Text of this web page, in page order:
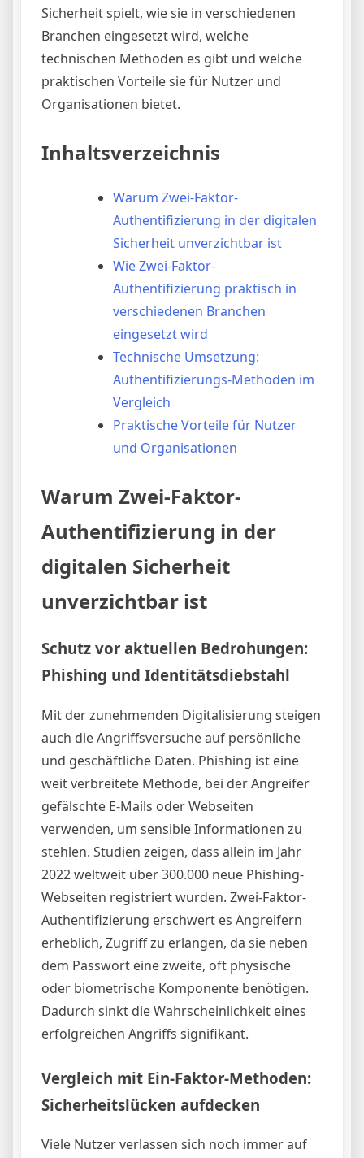
Sicherheit spielt, wie sie in verschiedenen
Branchen eingesetzt wird, welche
technischen Methoden es gibt und welche
praktischen Vorteile sie für Nutzer und
Organisationen bietet.
Inhaltsverzeichnis
Warum Zwei-Faktor-
Authentifizierung in der digitalen
Sicherheit unverzichtbar ist
Wie Zwei-Faktor-
Authentifizierung praktisch in
verschiedenen Branchen
eingesetzt wird
Technische Umsetzung:
Authentifizierungs-Methoden im
Vergleich
Praktische Vorteile für Nutzer
und Organisationen
Warum Zwei-Faktor-
Authentifizierung in der
digitalen Sicherheit
unverzichtbar ist
Schutz vor aktuellen Bedrohungen:
Phishing und Identitätsdiebstahl
Mit der zunehmenden Digitalisierung steigen
auch die Angriffsversuche auf persönliche
und geschäftliche Daten. Phishing ist eine
weit verbreitete Methode, bei der Angreifer
gefälschte E-Mails oder Webseiten
verwenden, um sensible Informationen zu
stehlen. Studien zeigen, dass allein im Jahr
2022 weltweit über 300.000 neue Phishing-
Webseiten registriert wurden. Zwei-Faktor-
Authentifizierung erschwert es Angreifern
erheblich, Zugriff zu erlangen, da sie neben
dem Passwort eine zweite, oft physische
oder biometrische Komponente benötigen.
Dadurch sinkt die Wahrscheinlichkeit eines
erfolgreichen Angriffs signifikant.
Vergleich mit Ein-Faktor-Methoden:
Sicherheitslücken aufdecken
Viele Nutzer verlassen sich noch immer auf